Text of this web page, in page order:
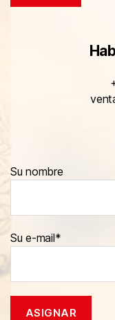
Su nombre
Su e-mail*